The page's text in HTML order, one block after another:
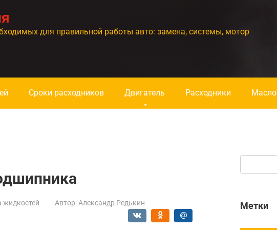
для правильной работы авто: замена, системы, мотор
Сроки расходников Двигатель Расходники Масло
жидкостей Автор: Александр Редькин Метки